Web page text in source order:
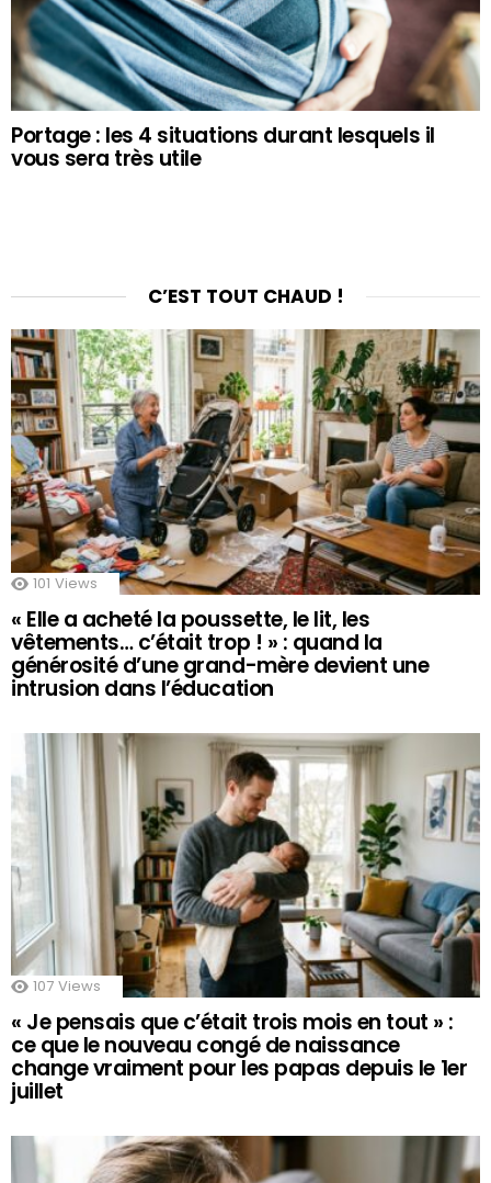
Portage : les 4 situations durant lesquels il
vous sera très utile
C’EST TOUT CHAUD !
101 Views
« Elle a acheté la poussette, le lit, les
vêtements… c’était trop ! » : quand la
générosité d’une grand-mère devient une
intrusion dans l’éducation
107 Views
« Je pensais que c’était trois mois en tout » :
ce que le nouveau congé de naissance
change vraiment pour les papas depuis le 1er
juillet